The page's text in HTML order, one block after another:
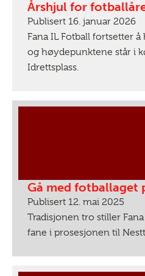
Årshjul for
Publisert 16. januar 2026
Fana IL Fotball fortsetter
og høydepunktene står i
Idrettsplass.
Gå med fotballaget
Publisert 12. mai 2025
Tradisjonen tro stiller
fane i prosesjonen til